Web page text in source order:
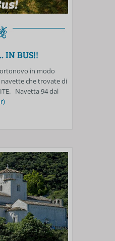
IN BUS!!
in modo
che trovate di
Navetta 94 dal